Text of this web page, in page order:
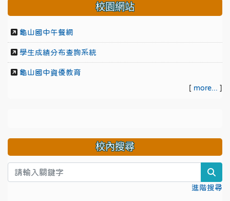
校園網站
龜山國中午餐網
學生成績分布查詢系統
龜山國中資優教育
[ more... ]
校內搜尋
進階搜尋